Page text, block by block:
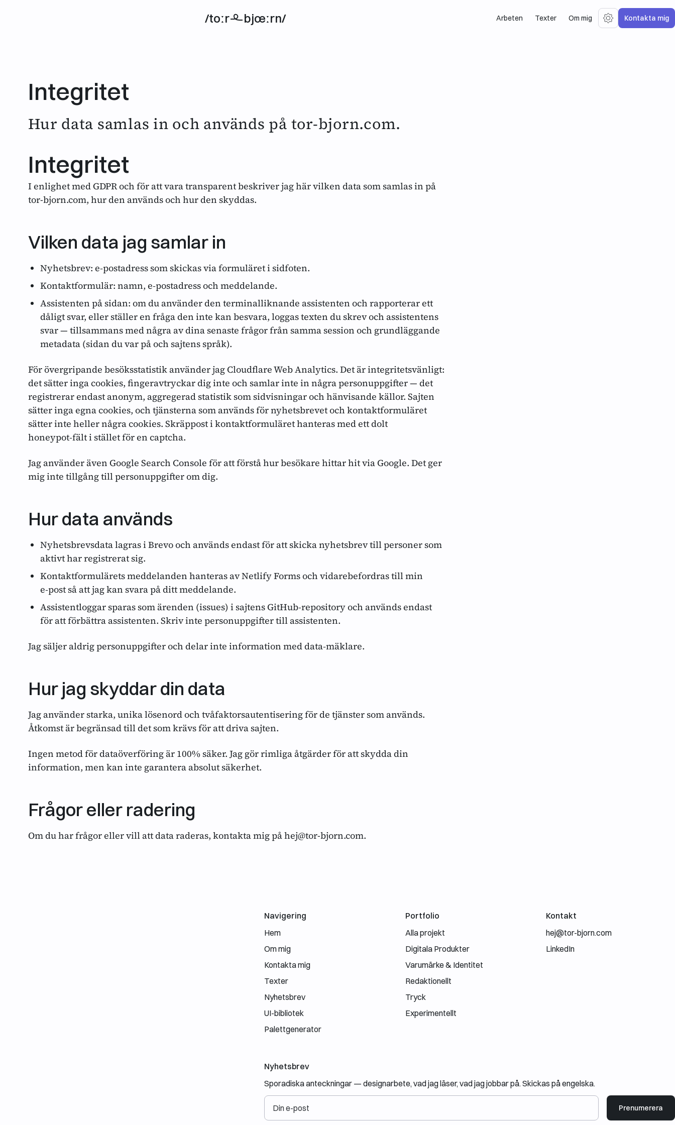
/toːr bjœːrn/ Arbeten Texter Om mig Kontakta mig
Integritet
Hur data samlas in och används på tor-bjorn.com.
Integritet
I enlighet med GDPR och för att vara transparent beskriver jag här vilken data som samlas in på
tor-bjorn.com, hur den används och hur den skyddas.
Vilken data jag samlar in
Nyhetsbrev: e‑postadress som skickas via formuläret i sidfoten.
Kontaktformulär: namn, e‑postadress och meddelande.
Assistenten på sidan: om du använder den terminalliknande assistenten och rapporterar ett
dåligt svar, eller ställer en fråga den inte kan besvara, loggas texten du skrev och assistentens
svar — tillsammans med några av dina senaste frågor från samma session och grundläggande
metadata (sidan du var på och sajtens språk).
För övergripande besöksstatistik använder jag Cloudflare Web Analytics. Det är integritetsvänligt:
det sätter inga cookies, fingeravtryckar dig inte och samlar inte in några personuppgifter — det
registrerar endast anonym, aggregerad statistik som sidvisningar och hänvisande källor. Sajten
sätter inga egna cookies, och tjänsterna som används för nyhetsbrevet och kontaktformuläret
sätter inte heller några cookies. Skräppost i kontaktformuläret hanteras med ett dolt
honeypot‑fält i stället för en captcha.
Jag använder även Google Search Console för att förstå hur besökare hittar hit via Google. Det ger
mig inte tillgång till personuppgifter om dig.
Hur data används
Nyhetsbrevsdata lagras i Brevo och används endast för att skicka nyhetsbrev till personer som
aktivt har registrerat sig.
Kontaktformulärets meddelanden hanteras av Netlify Forms och vidarebefordras till min
e‑post så att jag kan svara på ditt meddelande.
Assistentloggar sparas som ärenden (issues) i sajtens GitHub‑repository och används endast
för att förbättra assistenten. Skriv inte personuppgifter till assistenten.
Jag säljer aldrig personuppgifter och delar inte information med data‑mäklare.
Hur jag skyddar din data
Jag använder starka, unika lösenord och tvåfaktorsautentisering för de tjänster som används.
Åtkomst är begränsad till det som krävs för att driva sajten.
Ingen metod för dataöverföring är 100% säker. Jag gör rimliga åtgärder för att skydda din
information, men kan inte garantera absolut säkerhet.
Frågor eller radering
Om du har frågor eller vill att data raderas, kontakta mig påhej@tor-bjorn.com.
Navigering
Hem
Om mig
Kontakta mig
Texter
Nyhetsbrev
UI-bibliotek
Palettgenerator
Portfolio
Alla projekt
Digitala Produkter
Varumärke & Identitet
Redaktionellt
Tryck
Experimentellt
Kontakt
hej@tor-bjorn.com
LinkedIn
Nyhetsbrev
Sporadiska anteckningar — designarbete, vad jag läser, vad jag jobbar på. Skickas på engelska.
Prenumerera